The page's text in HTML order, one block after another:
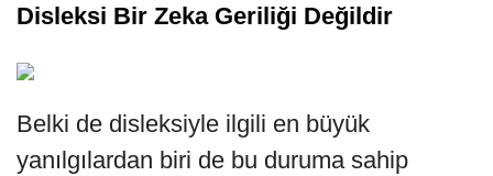
Disleksi Bir Zeka Geriliği Değildir
Belki de disleksiyle ilgili en büyük
yanılgılardan biri de bu duruma sahip